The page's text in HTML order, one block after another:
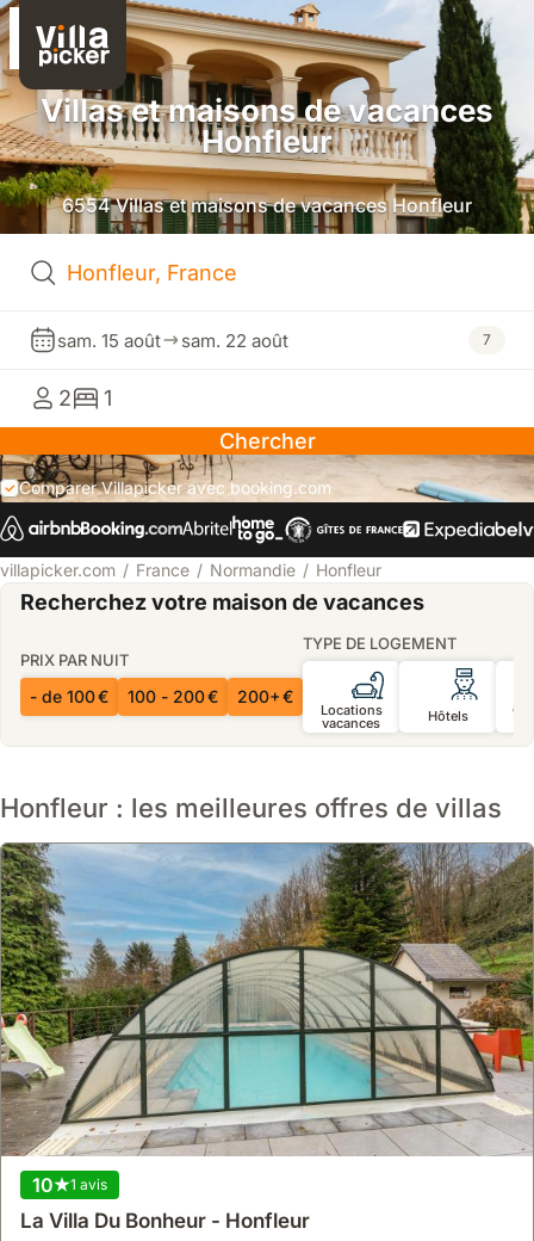
Villas et maisons de vacances
Honfleur
6554 Villas et maisons de vacances Honfleur
sam. 15 août sam. 22 août 7
2
1
Chercher
Comparer Villapicker avec booking.com
villapicker.com France Normandie Honfleur
Recherchez votre maison de vacances
PRIX PAR NUIT
- de 100 € 100 - 200 € 200+ €
TYPE DE LOGEMENT
Locations
vacances Hôtels
Honfleur : les meilleures offres de villas
10 1 avis
La Villa Du Bonheur - Honfleur